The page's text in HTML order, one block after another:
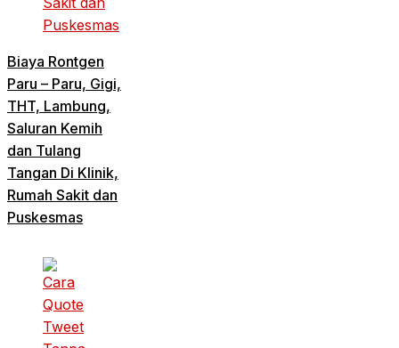
Biaya Rontgen
Paru – Paru, Gigi,
THT, Lambung,
Saluran Kemih
dan Tulang
Tangan Di Klinik,
Rumah Sakit dan
Puskesmas